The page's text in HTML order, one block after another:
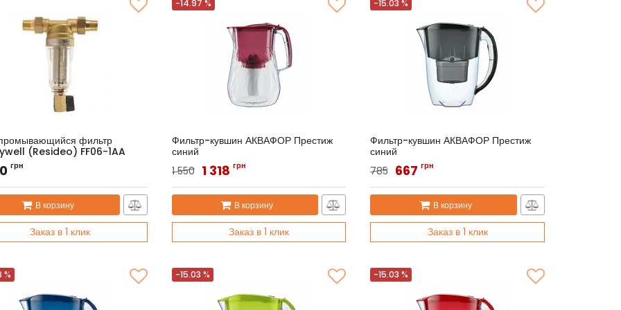
фильтр
(Resideo) FF06-1AA
FF06-1AA
грн
В корзину
Заказ в 1 клик
-14.97 %
Фильтр-кувшин АКВАФОР Престиж
синий
Артикул: АКВАФОР Орлеан
1 550 1 318 грн
В корзину
Заказ в 1 клик
-15.03 %
Фильтр-кувшин АКВАФОР Престиж
синий
Артикул:АКВАФОР Джаспер
785 667грн
В корзину
Заказ в 1 клик
% -15.03 % -15.03 %